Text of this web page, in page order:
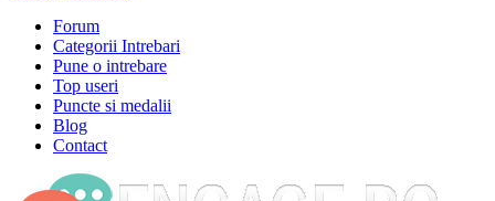
Forum
Categorii Intrebari
Pune o intrebare
Top useri
Puncte si medalii
Blog
Contact